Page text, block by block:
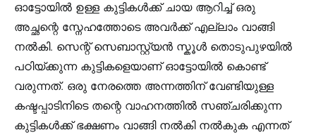
ഓട്ടോയിൽ ഉള്ള കുട്ടികൾക്ക് ചായ ആറിച്ച് ഒരു
അച്ഛന്റെ സ്നേഹത്തോടെ അവർക്ക് എല്ലാം വാങ്ങി
നൽകി. സെന്റ് സെബാസ്റ്റ്യൻ സ്കൂൾ തൊടുപുഴയിൽ
പഠിയ്ക്കുന്ന കുട്ടികളെയാണ് ഓട്ടോയിൽ കൊണ്ട്
വരുന്നത്. ഒരു നേരത്തെ അന്നത്തിന് വേണ്ടിയുള്ള
കഷ്ടപ്പാടിനിടെ തന്റെ വാഹനത്തിൽ സഞ്ചരിക്കുന്ന
കുട്ടികൾക്ക് ഭക്ഷണം വാങ്ങി നൽകി നൽകുക എന്നത്